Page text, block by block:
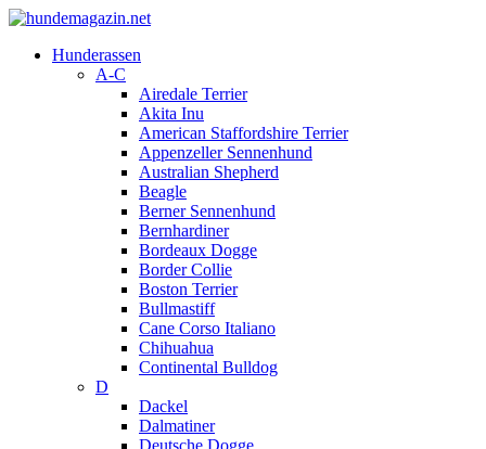
Hunderassen
A-C
Airedale Terrier
Akita Inu
American Staffordshire Terrier
Appenzeller Sennenhund
Australian Shepherd
Beagle
Berner Sennenhund
Bernhardiner
Bordeaux Dogge
Border Collie
Boston Terrier
Bullmastiff
Cane Corso Italiano
Chihuahua
Continental Bulldog
D
Dackel
Dalmatiner
Deutsche Dogge